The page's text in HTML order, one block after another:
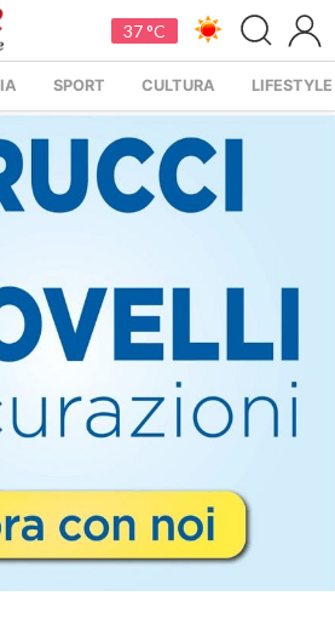
37 °C
SPORT CULTURA LIFESTYLE